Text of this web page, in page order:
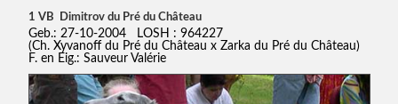
1 VB Dimitrov du Pré du Château
Geb.: 27-10-2004 LOSH : 964227
(Ch. Xyvanoff du Pré du Château x Zarka du Pré du Château)
F. en Eig.: Sauveur Valérie